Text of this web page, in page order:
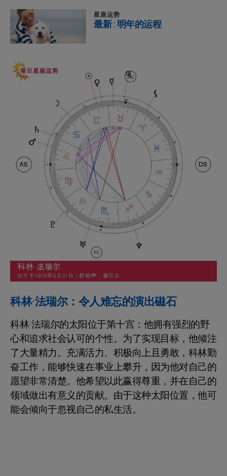
星座运势
最新 : 明年的运程
科林·法瑞尔：令人难忘的演出磁石
科林·法瑞尔的太阳位于第十宫：他拥有强烈的野
心和追求社会认可的个性。为了实现目标，他倾注
了大量精力。充满活力、积极向上且勇敢，科林勤
奋工作，能够快速在事业上攀升，因为他对自己的
愿望非常清楚。他希望以此赢得尊重，并在自己的
领域做出有意义的贡献。由于这种太阳位置，他可
能会倾向于忽视自己的私生活。